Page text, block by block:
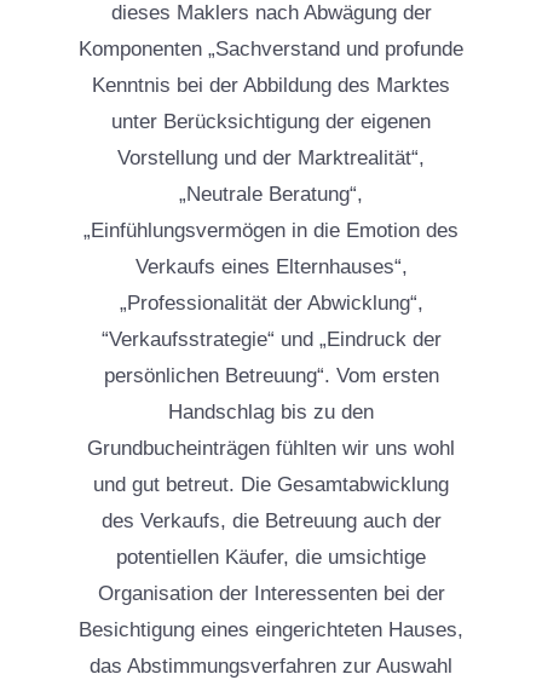
dieses Maklers nach Abwägung der
Komponenten „Sachverstand und profunde
Kenntnis bei der Abbildung des Marktes
unter Berücksichtigung der eigenen
Vorstellung und der Marktrealität“,
„Neutrale Beratung“,
„Einfühlungsvermögen in die Emotion des
Verkaufs eines Elternhauses“,
„Professionalität der Abwicklung“,
“Verkaufsstrategie“ und „Eindruck der
persönlichen Betreuung“. Vom ersten
Handschlag bis zu den
Grundbucheinträgen fühlten wir uns wohl
und gut betreut. Die Gesamtabwicklung
des Verkaufs, die Betreuung auch der
potentiellen Käufer, die umsichtige
Organisation der Interessenten bei der
Besichtigung eines eingerichteten Hauses,
das Abstimmungsverfahren zur Auswahl